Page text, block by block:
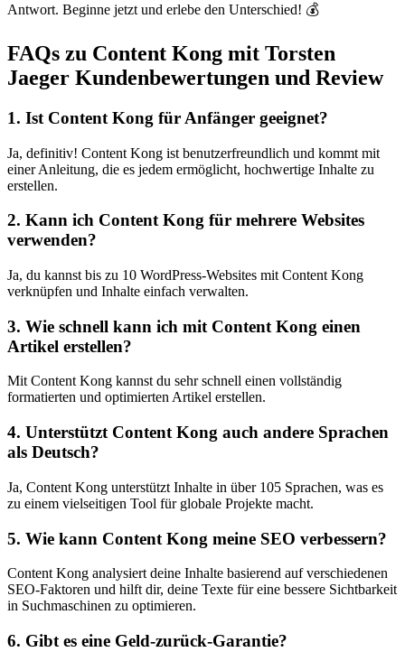
Antwort. Beginne jetzt und erlebe den Unterschied! 💰
FAQs zu Content Kong mit Torsten
Jaeger Kundenbewertungen und Review
1. Ist Content Kong für Anfänger geeignet?
Ja, definitiv! Content Kong ist benutzerfreundlich und kommt mit
einer Anleitung, die es jedem ermöglicht, hochwertige Inhalte zu
erstellen.
2. Kann ich Content Kong für mehrere Websites
verwenden?
Ja, du kannst bis zu 10 WordPress-Websites mit Content Kong
verknüpfen und Inhalte einfach verwalten.
3. Wie schnell kann ich mit Content Kong einen
Artikel erstellen?
Mit Content Kong kannst du sehr schnell einen vollständig
formatierten und optimierten Artikel erstellen.
4. Unterstützt Content Kong auch andere Sprachen
als Deutsch?
Ja, Content Kong unterstützt Inhalte in über 105 Sprachen, was es
zu einem vielseitigen Tool für globale Projekte macht.
5. Wie kann Content Kong meine SEO verbessern?
Content Kong analysiert deine Inhalte basierend auf verschiedenen
SEO-Faktoren und hilft dir, deine Texte für eine bessere Sichtbarkeit
in Suchmaschinen zu optimieren.
6. Gibt es eine Geld-zurück-Garantie?